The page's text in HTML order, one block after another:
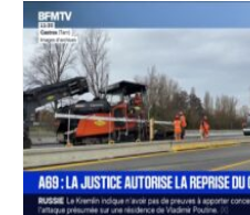
DIRECT. Colère des
mobilisation agricole à
samedi, 113 vaches
– ladepeche.fr